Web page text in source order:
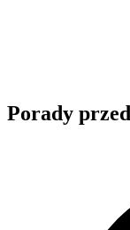
Porady